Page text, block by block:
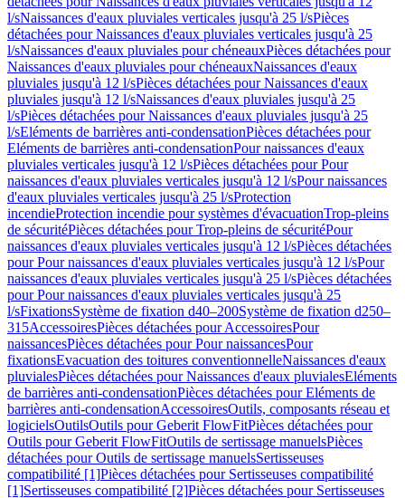
l/sNaissances d'eaux pluviales verticales jusqu'à 25 l/sPièces
détachées pour Naissances d'eaux pluviales verticales jusqu'à 25
l/sNaissances d'eaux pluviales pour chéneauxPièces détachées pour
Naissances d'eaux pluviales pour chéneauxNaissances d'eaux
pluviales jusqu'à 12 l/sPièces détachées pour Naissances d'eaux
pluviales jusqu'à 12 l/sNaissances d'eaux pluviales jusqu'à 25
l/sPièces détachées pour Naissances d'eaux pluviales jusqu'à 25
l/sEléments de barrières anti-condensationPièces détachées pour
Eléments de barrières anti-condensationPour naissances d'eaux
pluviales verticales jusqu'à 12 l/sPièces détachées pour Pour
naissances d'eaux pluviales verticales jusqu'à 12 l/sPour naissances
d'eaux pluviales verticales jusqu'à 25 l/sProtection
incendieProtection incendie pour systèmes d'évacuationTrop-pleins
de sécuritéPièces détachées pour Trop-pleins de sécuritéPour
naissances d'eaux pluviales verticales jusqu'à 12 l/sPièces détachées
pour Pour naissances d'eaux pluviales verticales jusqu'à 12 l/sPour
naissances d'eaux pluviales verticales jusqu'à 25 l/sPièces détachées
pour Pour naissances d'eaux pluviales verticales jusqu'à 25
l/sFixationsSystème de fixation d40–200Système de fixation d250–
315AccessoiresPièces détachées pour AccessoiresPour
naissancesPièces détachées pour Pour naissancesPour
fixationsEvacuation des toitures conventionnelleNaissances d'eaux
pluvialesPièces détachées pour Naissances d'eaux pluvialesEléments
de barrières anti-condensationPièces détachées pour Eléments de
barrières anti-condensationAccessoiresOutils, composants réseau et
logicielsOutilsOutils pour Geberit FlowFitPièces détachées pour
Outils pour Geberit FlowFitOutils de sertissage manuelsPièces
détachées pour Outils de sertissage manuelsSertisseuses
compatibilité [1]Pièces détachées pour Sertisseuses compatibilité
[1]Sertisseuses compatibilité [2]Pièces détachées pour Sertisseuses